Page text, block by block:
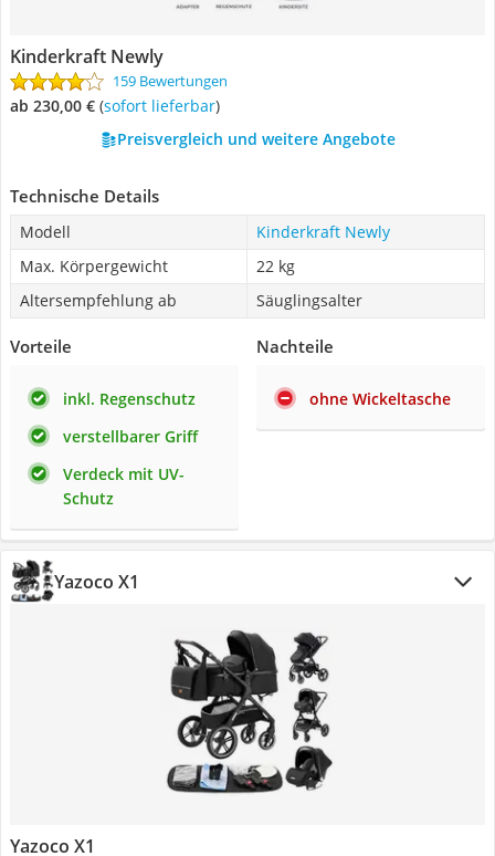
Kinderkraft Newly
159 Bewertungen
ab 230,00 € ( Sofort lieferbar)
Preisvergleich und weitere Angebote
Technische Details
Modell
Kinderkraft Newly
Max. Körpergewicht
22 kg
Altersempfehlung ab
Säuglingsalter
Vorteile
inkl. Regenschutz
verstellbarer Griff
Verdeck mit UV-
Schutz
Nachteile
ohne Wickeltasche
Yazoco X1
Yazoco X1